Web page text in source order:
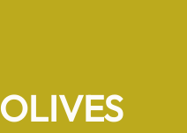
OLIVES